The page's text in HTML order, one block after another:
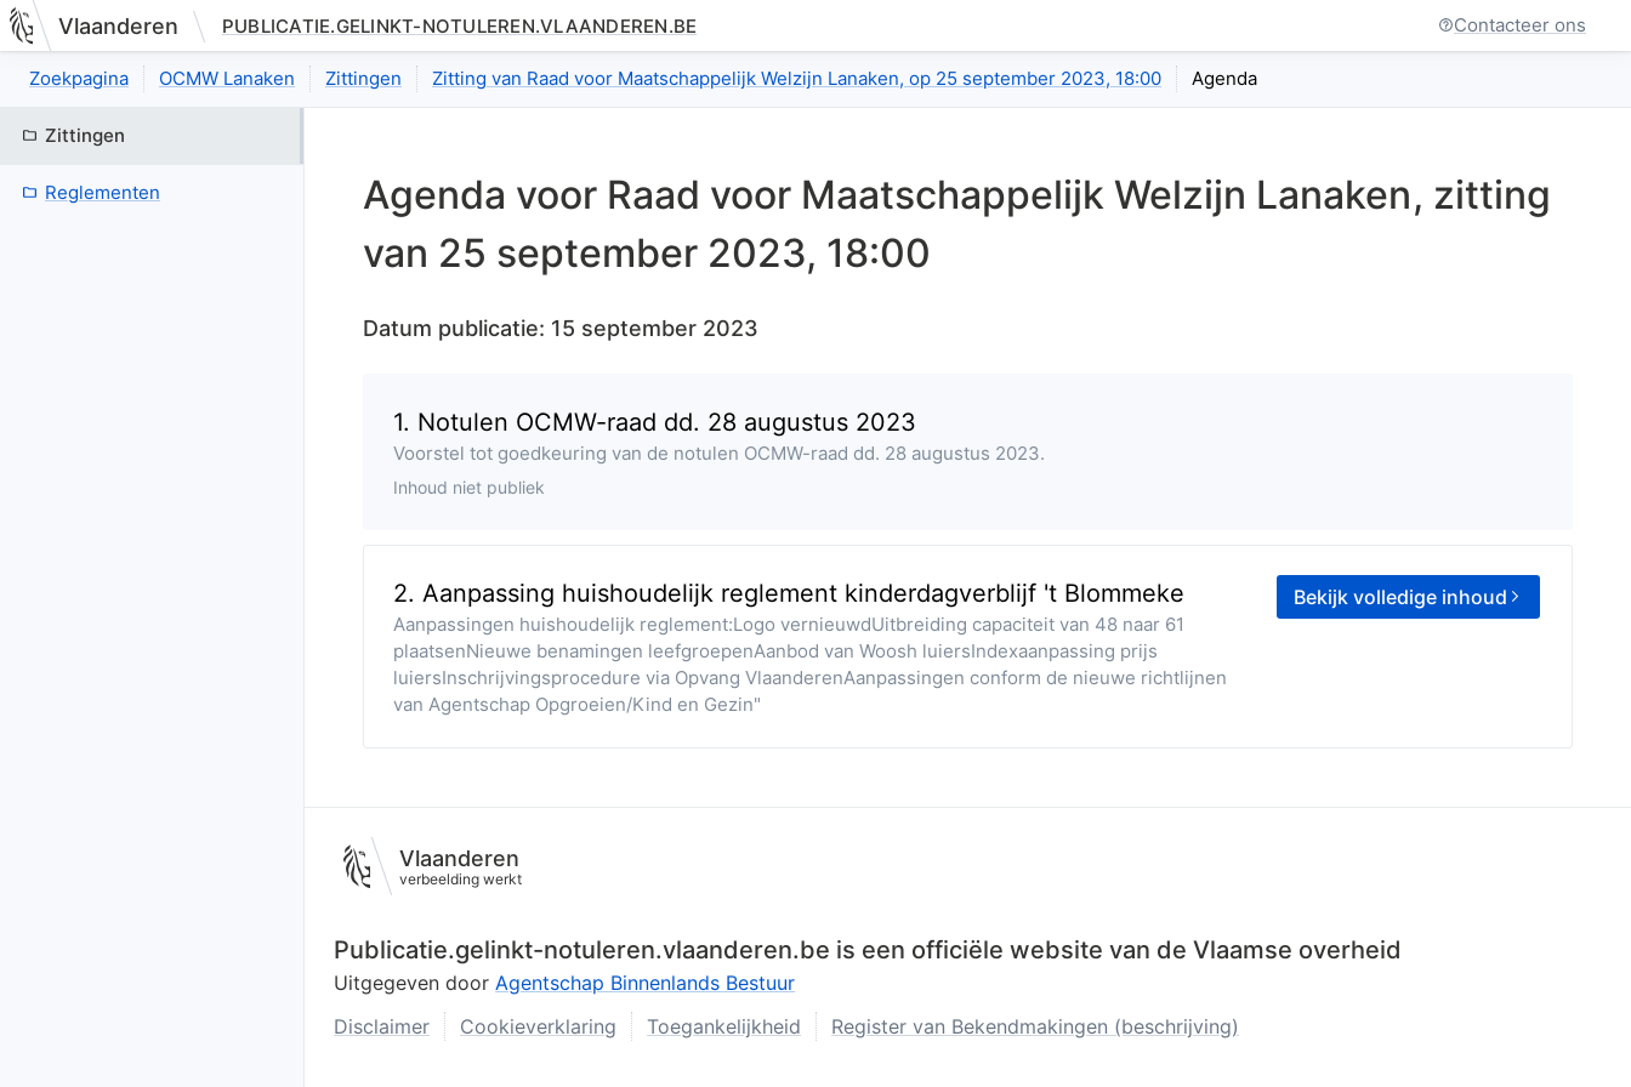
Nieuwe pagina: bestuurseenheid.zittingen.zitting.agenda.index
Vlaanderen PUBLICATIE.GELINKT-NOTULEREN.VLAANDEREN.BE Contacteer ons
Zoekpagina OCMW Lanaken Zittingen Zitting van Raad voor Maatschappelijk Welzijn Lanaken, op 25 september 2023, 18:00 Agenda
Zittingen
Reglementen Agenda voor Raad voor Maatschappelijk Welzijn Lanaken, zitting
van 25 september 2023, 18:00
Datum publicatie: 15 september 2023
1. Notulen OCMW-raad dd. 28 augustus 2023
gepland
Voorstel tot goedkeuring van de notulen OCMW-raad dd. 28 augustus 2023.
Inhoud niet publiek
2.Aanpassing huishoudelijk reglement kinderdagverblijf 't Blommeke
gepland
Aanpassingen huishoudelijk reglement:Logo vernieuwdUitbreiding capaciteit van 48 naar 61
plaatsenNieuwe benamingen leefgroepenAanbod van Woosh luiersIndexaanpassing prijs
luiersInschrijvingsprocedure via Opvang VlaanderenAanpassingen conform de nieuwe richtlijnen
van Agentschap Opgroeien/Kind en Gezin"
Bekijk volledige inhoud
Vlaanderen
verbeelding werkt
Publicatie.gelinkt-notuleren.vlaanderen.be is een officiële website van de Vlaamse overheid
Uitgegeven doorAgentschap Binnenlands Bestuur
Disclaimer
Cookieverklaring Toegankelijkheid Register van Bekendmakingen (beschrijving)